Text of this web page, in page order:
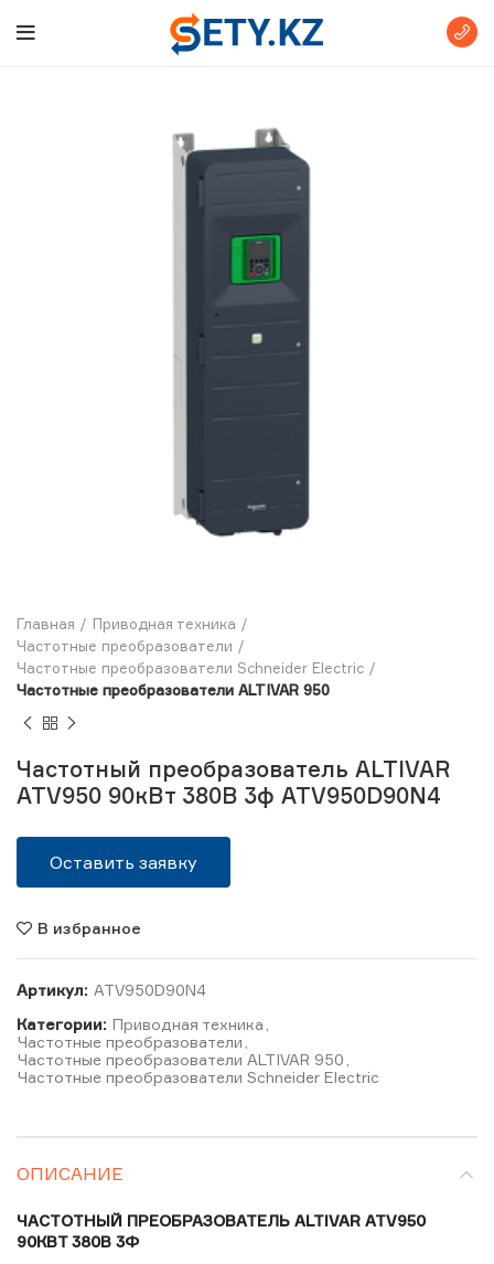
Главная
Приводная техника
Частотные преобразователи
Частотные преобразователи Schneider Electric
Частотные преобразователи ALTIVAR 950
Частотный преобразователь ALTIVAR
ATV950 90кВт 380В 3ф ATV950D90N4
Оставить заявку
В избранное
Артикул: ATV950D90N4
Категории: Приводная техника
Частотные преобразователи
Частотные преобразователи ALTIVAR 950
Частотные преобразователи Schneider Electric
ОПИСАНИЕ
ЧАСТОТНЫЙ ПРЕОБРАЗОВАТЕЛЬ ALTIVAR ATV950
90КВТ 380В 3Ф